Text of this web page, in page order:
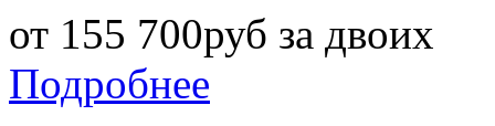
от 155 700руб за двоих
Подробнее